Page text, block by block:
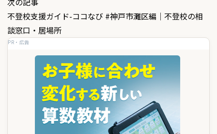
ビ
ゲ
不登校支援ガイド-ココなび #神戸市灘区編｜不登校の相
談窓口・居場所
PR・広告